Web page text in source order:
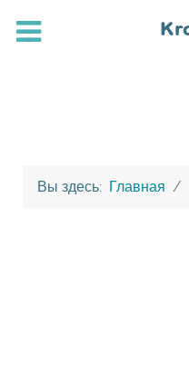
Вы здесь: Главная